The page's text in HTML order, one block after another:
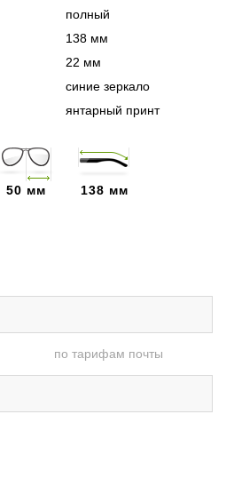
полный
138 мм
22 мм
синие зеркало
янтарный принт
50 мм 138 мм
по тарифам почты